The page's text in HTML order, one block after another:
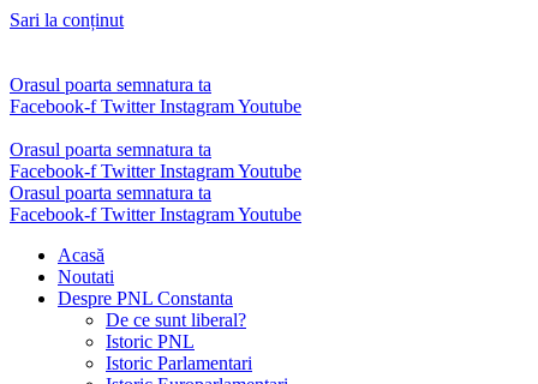
Sari la conținut
Orasul poarta semnatura ta
Facebook-f Twitter InstagramYoutube
Orasul poarta semnatura ta
Facebook-f Twitter InstagramYoutube
Orasul poarta semnatura ta
Facebook-f Twitter InstagramYoutube
Acasă
Noutati
Despre PNL Constanta
De ce sunt liberal?
Istoric PNL
Istoric Parlamentari